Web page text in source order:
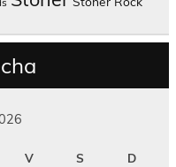
V S D